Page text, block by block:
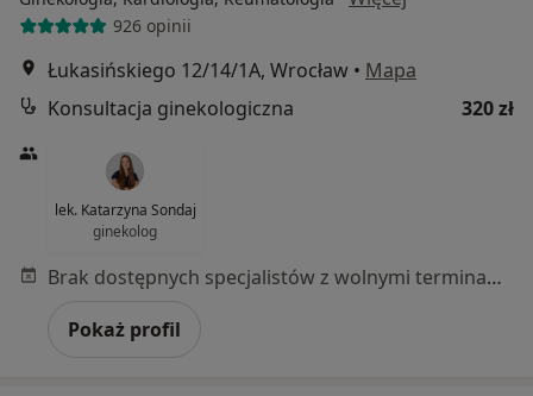
926 opinii
Łukasińskiego 12/14/1A, Wrocław • Mapa
Konsultacja ginekologiczna
320 zł
lek. Katarzyna Sondaj
ginekolog
Brak dostępnych specjalistów z wolnymi terminami w tym centrum medycznym.
Pokaż profil